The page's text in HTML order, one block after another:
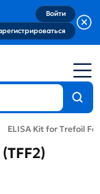
Войти
ELISA Kit for Trefoil